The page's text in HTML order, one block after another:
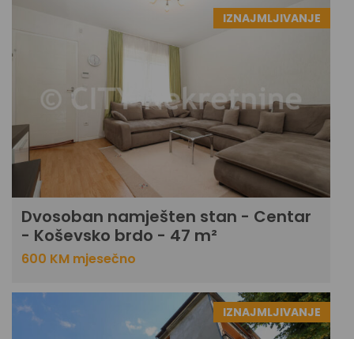
IZNAJMLJIVANJE
Dvosoban namješten stan - Centar
- Koševsko brdo - 47 m²
600 KM mjesečno
IZNAJMLJIVANJE